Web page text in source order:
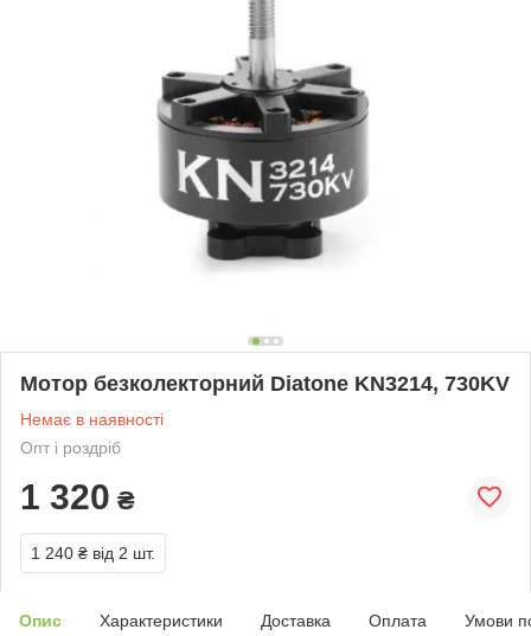
Мотор безколекторний Diatone KN3214, 730KV
Немає в наявності
Опт і роздріб
1 320 ₴
1 240 ₴ від 2 шт.
Опис Характеристики Доставка Оплата Умови